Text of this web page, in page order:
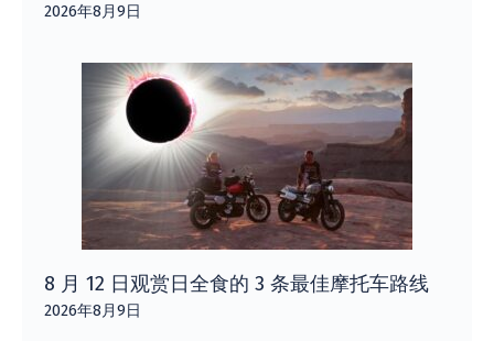
2026年8月9日
8 月 12 日观赏日全食的 3 条最佳摩托车路线
2026年8月9日